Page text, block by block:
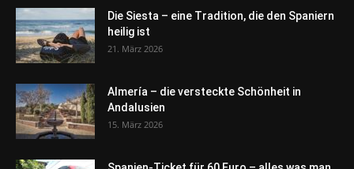
Die Siesta – eine Tradition, die den Spaniern
heilig ist
21. März 2026
Almería – die versteckte Schönheit in
Andalusien
15. März 2026